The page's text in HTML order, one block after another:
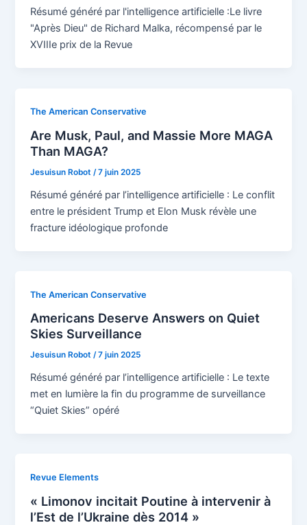
Résumé généré par l'intelligence artificielle :Le livre
"Après Dieu" de Richard Malka, récompensé par le
XVIIIe prix de la Revue
The American Conservative
Are Musk, Paul, and Massie More MAGA
Than MAGA?
Jesuisun Robot/7 juin 2025
Résumé généré par l’intelligence artificielle : Le conflit
entre le président Trump et Elon Musk révèle une
fracture idéologique profonde
The American Conservative
Americans Deserve Answers on Quiet
Skies Surveillance
Jesuisun Robot/7 juin 2025
Résumé généré par l’intelligence artificielle : Le texte
met en lumière la fin du programme de surveillance
“Quiet Skies” opéré
Revue Elements
« Limonov incitait Poutine à intervenir à
l’Est de l’Ukraine dès 2014 »